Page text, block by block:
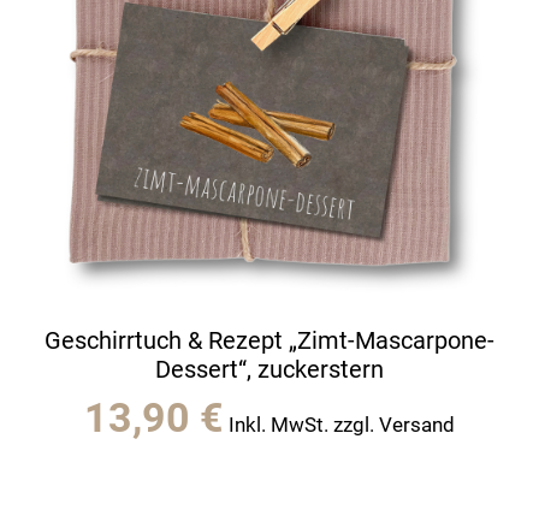
Geschirrtuch & Rezept „Zimt-Mascarpone-
Dessert“, zuckerstern
13,90 € Inkl. MwSt. zzgl. Versand